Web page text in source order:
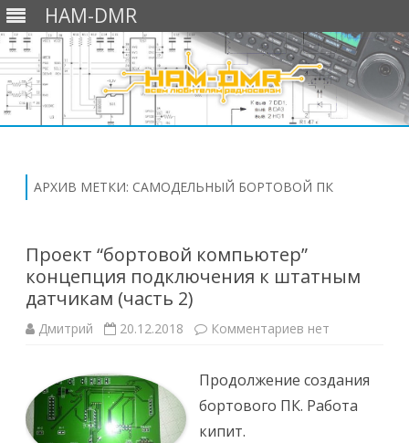
HAM-DMR
АРХИВ МЕТКИ: САМОДЕЛЬНЫЙ БОРТОВОЙ ПК
Проект “бортовой компьютер”
концепция подключения к штатным
датчикам (часть 2)
Дмитрий 20.12.2018 Комментариев к
компьютер”
концепция
подключения
нет
Продолжение создания
бортового ПК. Работа
кипит.